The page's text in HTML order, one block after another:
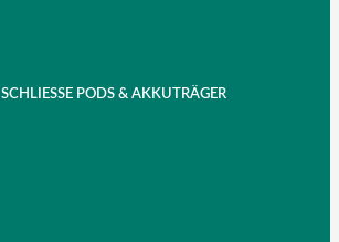
SCHLIESSE PODS & AKKUTRÄGER